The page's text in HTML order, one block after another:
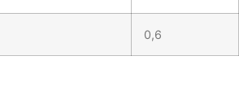
0,6